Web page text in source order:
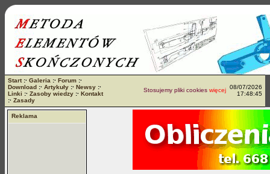
Start:· Galeria :· Forum :·
Download :· Artykuły :· Newsy :·
Linki :· Zasoby wiedzy :· Kontakt
:· Zasady
Stosujemy pliki cookieswięcej...
08/07/2026
17:48:45
Reklama